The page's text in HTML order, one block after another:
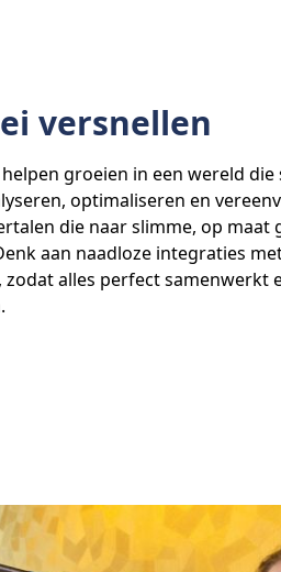
versnellen
groeien in een wereld die
optimaliseren en
die naar slimme, op maat
aan naadloze integraties
alles perfect samenwerkt